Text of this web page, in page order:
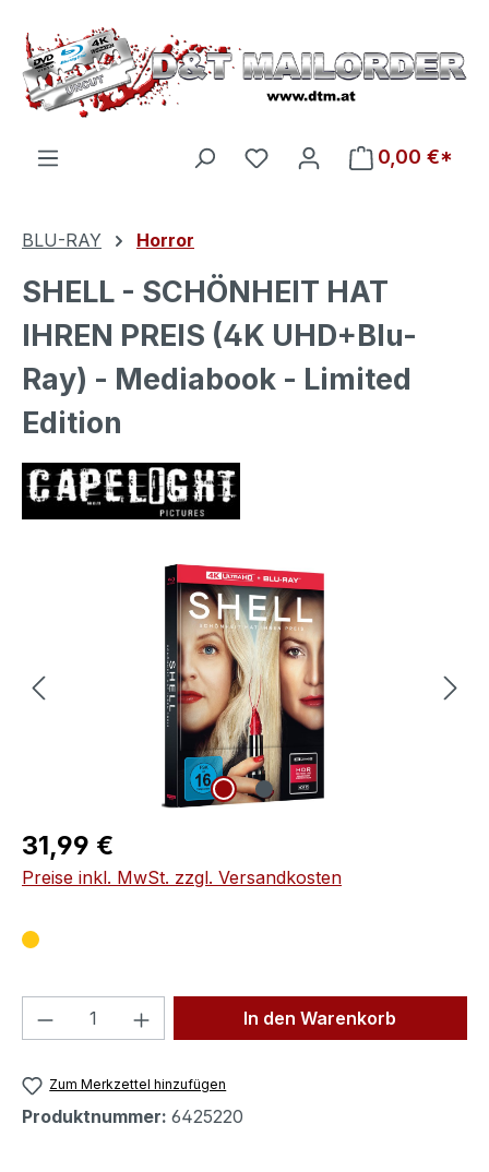
Zum Hauptinhalt springen
Du hast 0 Produkte auf
0,00 €*
BLU-RAY Horror
SHELL - SCHÖNHEIT HAT
IHREN PREIS (4K UHD+Blu-
Ray) - Mediabook - Limited
Edition
Bildergalerie überspringen
Regulärer Preis:
31,99 €
Preise inkl. MwSt. zzgl. Versandkosten
Produkt Anzahl: Gib denIn den Warenkorb
Zum Merkzettel hinzufügen
Produktnummer: 6425220